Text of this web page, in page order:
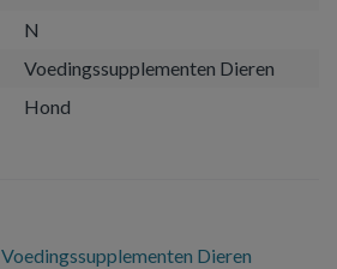
N
Voedingssupplementen Dieren
Hond
Voedingssupplementen Dieren